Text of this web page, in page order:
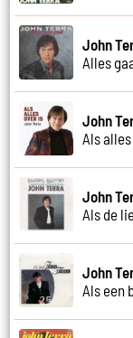
John
Alles
John
Als
John
Als de
John
Als een